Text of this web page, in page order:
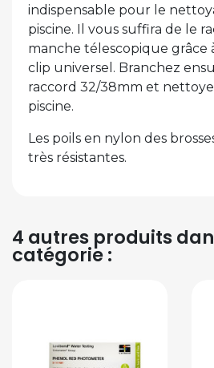
indispensable pour le
piscine. Il vous suffira de le
manche télescopique grâce
clip universel. Branchez
raccord 32/38mm et
piscine.
Les poils en nylon des
très résistantes.
4 autres produits
catégorie :